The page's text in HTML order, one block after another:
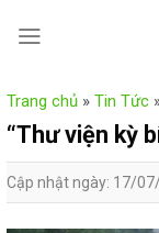
Trang chủ » Tin Tức
“Thư viện kỳ
Cập nhật ngày: 17/